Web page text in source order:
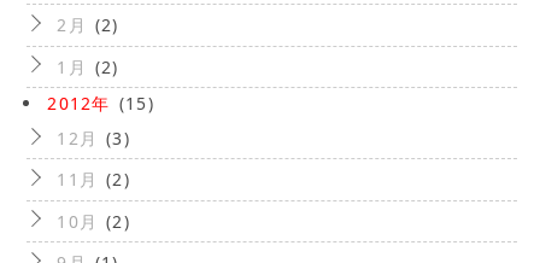
2月 (2)
1月 (2)
2012年 (15)
12月 (3)
11月 (2)
10月 (2)